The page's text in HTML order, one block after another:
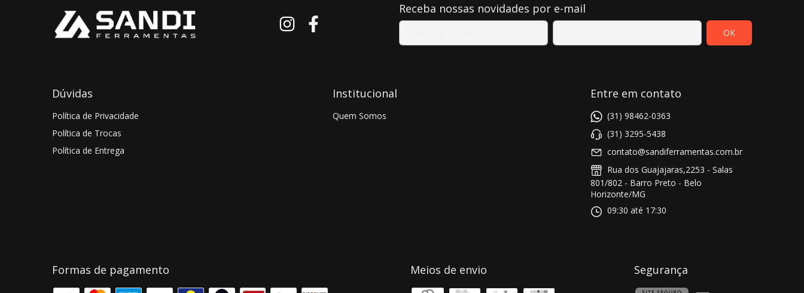
Receba nossas novidades por e-mail
Dúvidas
Política de Privacidade
Política de Trocas
Política de Entrega
Institucional
Quem Somos
Entre em contato
(31) 98462-0363
(31) 3295-5438
contato@sandiferramentas.com.br
Rua dos Guajajaras,2253 - Salas
801/802 - Barro Preto - Belo
Horizonte/MG
09:30 até 17:30
Formas de pagamento Meios de envio Segurança